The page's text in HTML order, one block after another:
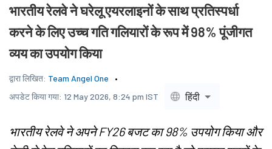
भारतीय रेलवे ने घरेलू एयरलाइनों के साथ प्रतिस्पर्धा
करने के लिए उच्च गति गलियारों के रूप में 98% पूंजीगत
व्यय का उपयोग किया
द्वारा लिखित: Team Angel One
अपडेट किया गया: 12 May 2026, 8:24 pm IST हिंदी
भारतीय रेलवे ने अपने FY26 बजट का 98% उपयोग किया और